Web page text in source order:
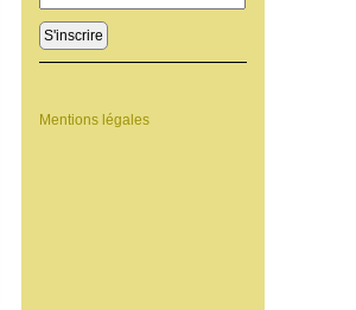
S'inscrire
Mentions légales